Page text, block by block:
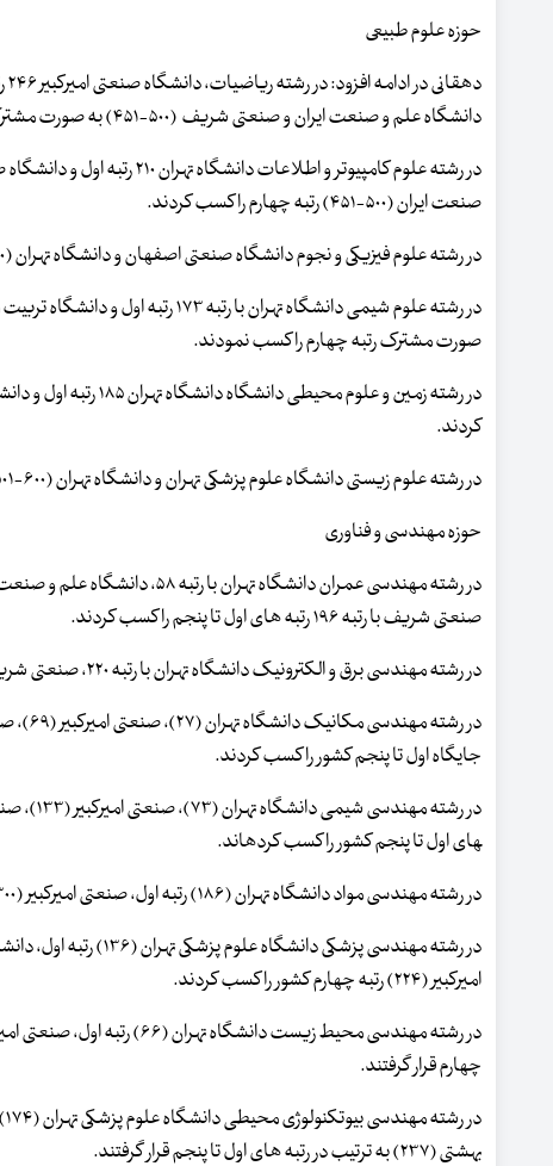
حوزه علوم طبیعی
دانشگاه علم و صنعت ایران و صنعتی شریف (۵۰۰-۴۵۱) به صورت مشترک رتبه چهارم را بدست آوردند.
صنعت ایران (۵۰۰-۴۵۱) رتبه چهارم را کسب کردند.
در رشته علوم فیزیکی و نجوم دانشگاه صنعتی اصفهان و دانشگاه تهران (۵۰۰-۴۵۱) مشترکا رتبه اول و دانشگاه صنعتی شریف (۶۰۰-۵۰۱) رتبه سوم را کسب کردند.
صورت مشترک رتبه چهارم را کسب نمودند.
کردند.
در رشته علوم زیستی دانشگاه علوم پزشکی تهران و دانشگاه تهران (۶۰۰-۵۰۱) رتبه اول کسب کردند.
حوزه مهندسی و فناوری
صنعتی شریف با رتبه ۱۹۶ رتبه های اول تا پنجم را کسب کردند.
در رشته مهندسی برق و الکترونیک دانشگاه تهران با رتبه ۲۲۰، صنعتی شریف با رتبه ۲۲۹، صنعتی امیرکبیر با رتبه ۳۰۰-۲۵۱ به ترتیب در جایگاه اول تا سوم قرار گرفتند.
جایگاه اول تا پنجم کشور را کسب کردند.
های اول تا پنجم کشور را کسب کرده­اند.
در رشته مهندسی مواد دانشگاه تهران (۱۸۶) رتبه اول، صنعتی امیرکبیر (۳۰۰-۲۵۱) رتبه دوم، صنعتی شریف (۳۵۰-۳۰۱) رتبه سوم کشور را کسب کردند.
امیرکبیر (۲۲۴) رتبه چهارم کشور را کسب کردند.
چهارم قرار گرفتند.
بهشتی (۲۳۷) به ترتیب در رتبه های اول تا پنجم قرار گرفتند.